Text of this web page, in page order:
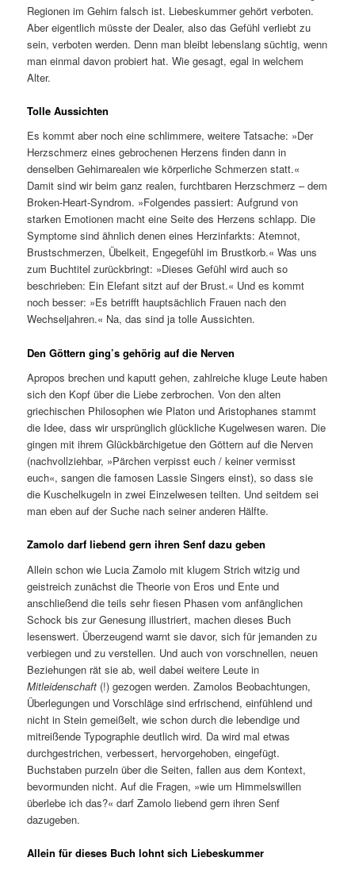
Regionen im Gehirn falsch ist. Liebeskummer gehört verboten.
Aber eigentlich müsste der Dealer, also das Gefühl verliebt zu
sein, verboten werden. Denn man bleibt lebenslang süchtig, wenn
man einmal davon probiert hat. Wie gesagt, egal in welchem
Alter.
Tolle Aussichten
Es kommt aber noch eine schlimmere, weitere Tatsache: »Der
Herzschmerz eines gebrochenen Herzens finden dann in
denselben Gehirnarealen wie körperliche Schmerzen statt.«
Damit sind wir beim ganz realen, furchtbaren Herzschmerz – dem
Broken-Heart-Syndrom. »Folgendes passiert: Aufgrund von
starken Emotionen macht eine Seite des Herzens schlapp. Die
Symptome sind ähnlich denen eines Herzinfarkts: Atemnot,
Brustschmerzen, Übelkeit, Engegefühl im Brustkorb.« Was uns
zum Buchtitel zurückbringt: »Dieses Gefühl wird auch so
beschrieben: Ein Elefant sitzt auf der Brust.« Und es kommt
noch besser: »Es betrifft hauptsächlich Frauen nach den
Wechseljahren.« Na, das sind ja tolle Aussichten.
Den Göttern ging’s gehörig auf die Nerven
Apropos brechen und kaputt gehen, zahlreiche kluge Leute haben
sich den Kopf über die Liebe zerbrochen. Von den alten
griechischen Philosophen wie Platon und Aristophanes stammt
die Idee, dass wir ursprünglich glückliche Kugelwesen waren. Die
gingen mit ihrem Glückbärchigetue den Göttern auf die Nerven
(nachvollziehbar, »Pärchen verpisst euch / keiner vermisst
euch«, sangen die famosen Lassie Singers einst), so dass sie
die Kuschelkugeln in zwei Einzelwesen teilten. Und seitdem sei
man eben auf der Suche nach seiner anderen Hälfte.
Zamolo darf liebend gern ihren Senf dazu geben
Allein schon wie Lucia Zamolo mit klugem Strich witzig und
geistreich zunächst die Theorie von Eros und Ente und
anschließend die teils sehr fiesen Phasen vom anfänglichen
Schock bis zur Genesung illustriert, machen dieses Buch
lesenswert. Überzeugend warnt sie davor, sich für jemanden zu
verbiegen und zu verstellen. Und auch von vorschnellen, neuen
Beziehungen rät sie ab, weil dabei weitere Leute in
Mitleidenschaft (!) gezogen werden. Zamolos Beobachtungen,
Überlegungen und Vorschläge sind erfrischend, einfühlend und
nicht in Stein gemeißelt, wie schon durch die lebendige und
mitreißende Typographie deutlich wird. Da wird mal etwas
durchgestrichen, verbessert, hervorgehoben, eingefügt.
Buchstaben purzeln über die Seiten, fallen aus dem Kontext,
bevormunden nicht. Auf die Fragen, »wie um Himmelswillen
überlebe ich das?« darf Zamolo liebend gern ihren Senf
dazugeben.
Allein für dieses Buch lohnt sich Liebeskummer